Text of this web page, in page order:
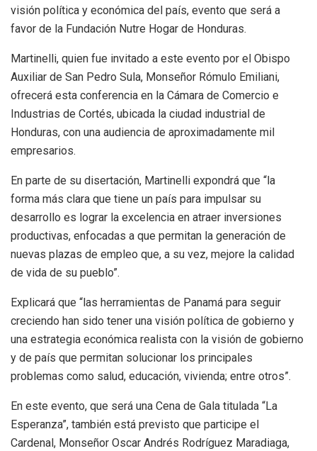
visión política y económica del país, evento que será a
favor de la Fundación Nutre Hogar de Honduras.
Martinelli, quien fue invitado a este evento por el Obispo
Auxiliar de San Pedro Sula, Monseñor Rómulo Emiliani,
ofrecerá esta conferencia en la Cámara de Comercio e
Industrias de Cortés, ubicada la ciudad industrial de
Honduras, con una audiencia de aproximadamente mil
empresarios.
En parte de su disertación, Martinelli expondrá que “la
forma más clara que tiene un país para impulsar su
desarrollo es lograr la excelencia en atraer inversiones
productivas, enfocadas a que permitan la generación de
nuevas plazas de empleo que, a su vez, mejore la calidad
de vida de su pueblo”.
Explicará que “las herramientas de Panamá para seguir
creciendo han sido tener una visión política de gobierno y
una estrategia económica realista con la visión de gobierno
y de país que permitan solucionar los principales
problemas como salud, educación, vivienda; entre otros”.
En este evento, que será una Cena de Gala titulada “La
Esperanza”, también está previsto que participe el
Cardenal, Monseñor Oscar Andrés Rodríguez Maradiaga,